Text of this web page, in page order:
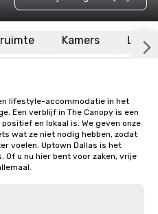
Kamers
lifestyle-accommodatie in het
Een verblijf in The Canopy is een
en lokaal is. We geven onze
wat ze niet nodig hebben, zodat
voelen. Uptown Dallas is het
Of u nu hier bent voor zaken, vrije